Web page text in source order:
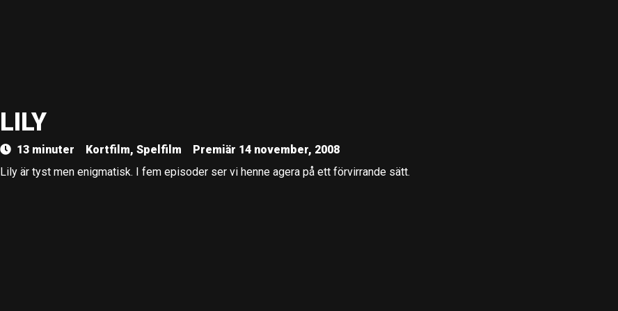
LILY
13 minuter Kortfilm, Spelfilm
Premiär 14 november, 2008
Lily är tyst men enigmatisk. I fem episoder ser vi henne agera på ett förvirrande sätt.